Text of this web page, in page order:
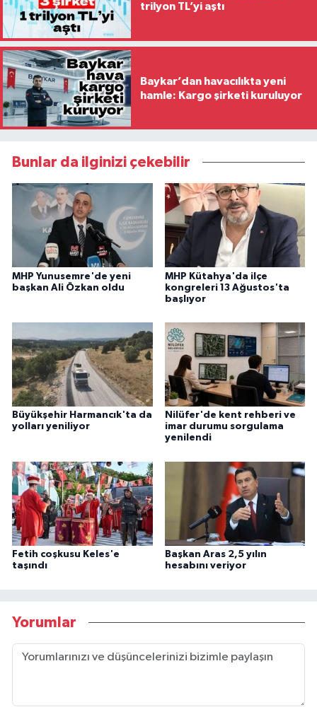
trilyon TL’yi aştı
Baykar’dan havacılıkta yeni
hamle: Kargo şirketi kuruluyor
Bunlar da ilginizi çekebilir
MHP Yunusemre'de yeni
başkan Ali Özkan oldu
MHP Kütahya'da ilçe
kongreleri 13 Ağustos'ta
başlıyor
Büyükşehir Harmancık'ta da
yolları yeniliyor
Nilüfer'de kent rehberi ve
imar durumu sorgulama
yenilendi
Fetih coşkusu Keles'e
taşındı
Başkan Aras 2,5 yılın
hesabını veriyor
Yorumlar